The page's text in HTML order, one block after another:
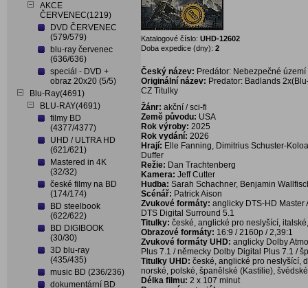
AKCE
ČERVENEC(1219)
DVD ČERVENEC
(579/579)
blu-ray červenec
(636/636)
speciál - DVD +
obraz 20x20 (5/5)
Blu-Ray(4691)
BLU-RAY(4691)
filmy BD
(4377/4377)
UHD / ULTRA HD
(621/621)
Mastered in 4K
(32/32)
české filmy na BD
(174/174)
BD steelbook
(622/622)
BD DIGIBOOK
(30/30)
3D blu-ray
(435/435)
music BD (236/236)
dokumentární BD
Katalogové číslo: UHD-12602
Doba expedice (dny): 2
Český název: Predátor: Nebezpečné
Originální název: Predator: Badlands
CZ Titulky
Žánr: akční / sci-fi
Země původu: USA
Rok výroby: 2025
Rok vydání: 2026
Hrají: Elle Fanning, Dimitrius Schuster-
Duffer
Režie: Dan Trachtenberg
Kamera: Jeff Cutter
Hudba: Sarah Schachner, Benjamin
Scénář: Patrick Aison
Zvukové formáty: anglicky DTS-HD Master
DTS Digital Surround 5.1
Titulky: české, anglické pro neslyšící,
Obrazové formáty: 16:9 / 2160p / 2,39:1
Zvukové formáty UHD: anglicky Dolby
Plus 7.1 / německy Dolby Digital Plus 7.1 /
Titulky UHD: české, anglické pro neslyšící,
norské, polské, španělské (Kastilie), švédské
Délka filmu: 2 x 107 minut